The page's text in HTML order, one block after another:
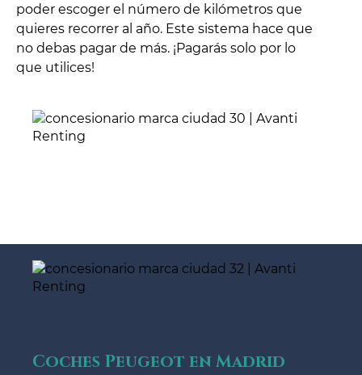
poder escoger el número de kilómetros que
quieres recorrer al año. Este sistema hace que
no debas pagar de más. ¡Pagarás solo por lo
que utilices!
Coches Peugeot en Madrid